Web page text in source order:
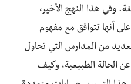
وفي هذا النهج الأخير،
أنها تتوافق مع مفهوم
من المدارس التي تحاول
الحالة الطبيعية، وكيف